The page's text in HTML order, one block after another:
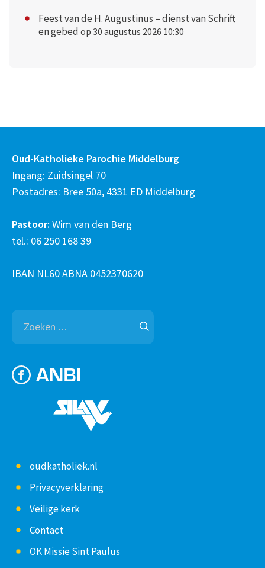
Feest van de H. Augustinus – dienst van Schrift
en gebed op 30 augustus 2026 10:30
Oud-Katholieke Parochie Middelburg
Ingang: Zuidsingel 70
Postadres: Bree 50a, 4331 ED Middelburg
Pastoor: Wim van den Berg
tel.: 06 250 168 39
IBAN NL60 ABNA 0452370620
Zoeken
naar:
oudkatholiek.nl
Privacyverklaring
Veilige kerk
Contact
OK Missie Sint Paulus